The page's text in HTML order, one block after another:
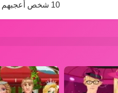
10 شخص أعجبهم هذه اللعبة، انضم إليهم!